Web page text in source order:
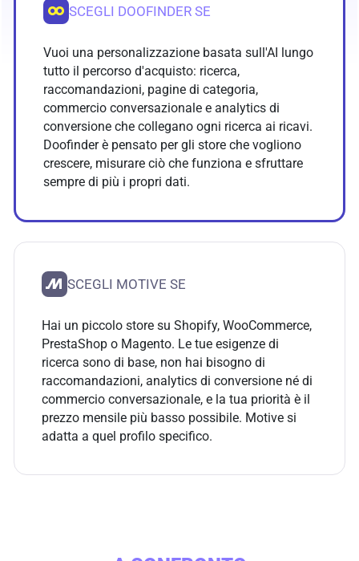
SCEGLI DOOFINDER SE
Vuoi una personalizzazione basata sull'AI lungo
tutto il percorso d'acquisto: ricerca,
raccomandazioni, pagine di categoria,
commercio conversazionale e analytics di
conversione che collegano ogni ricerca ai ricavi.
Doofinder è pensato per gli store che vogliono
crescere, misurare ciò che funziona e sfruttare
sempre di più i propri dati.
SCEGLI MOTIVE SE
Hai un piccolo store su Shopify, WooCommerce,
PrestaShop o Magento. Le tue esigenze di
ricerca sono di base, non hai bisogno di
raccomandazioni, analytics di conversione né di
commercio conversazionale, e la tua priorità è il
prezzo mensile più basso possibile. Motive si
adatta a quel profilo specifico.